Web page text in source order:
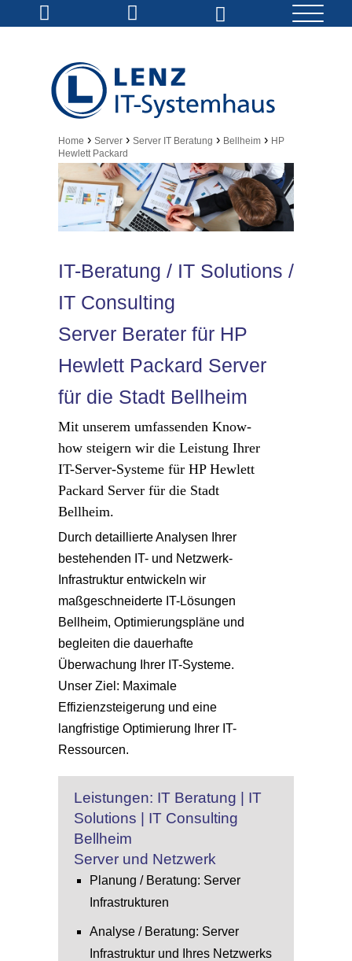
Home › Server › Server IT Beratung › Bellheim › HP
Hewlett Packard
IT-Beratung / IT Solutions /
IT Consulting
Server Berater für HP
Hewlett Packard Server
für die Stadt Bellheim
Mit unserem umfassenden Know-
how steigern wir die Leistung Ihrer
IT-Server-Systeme für HP Hewlett
Packard Server für die Stadt
Bellheim.
Durch detaillierte Analysen Ihrer
bestehenden IT- und Netzwerk-
Infrastruktur entwickeln wir
maßgeschneiderte IT-Lösungen
Bellheim, Optimierungspläne und
begleiten die dauerhafte
Überwachung Ihrer IT-Systeme.
Unser Ziel: Maximale
Effizienzsteigerung und eine
langfristige Optimierung Ihrer IT-
Ressourcen.
Leistungen: IT Beratung | IT
Solutions | IT Consulting
Bellheim
Server und Netzwerk
Planung / Beratung: Server
Infrastrukturen
Analyse / Beratung: Server
Infrastruktur und Ihres Netzwerks